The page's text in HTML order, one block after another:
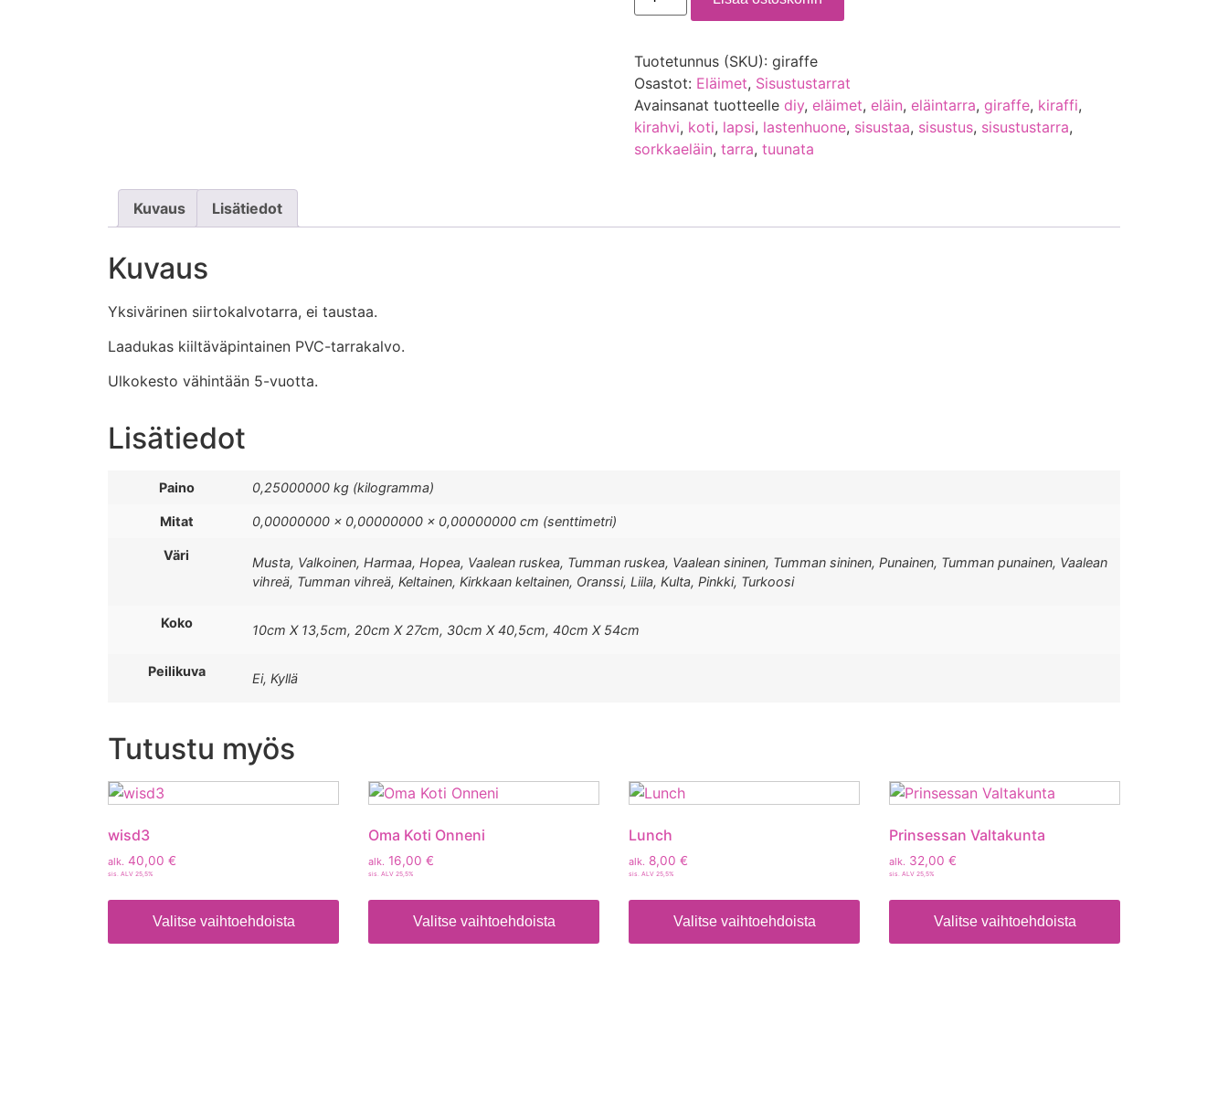
Tuotetunnus (SKU):giraffe
Osastot: Eläimet, Sisustustarrat
Avainsanat tuotteellediy,eläimet,eläin,eläintarra,giraffe, kiraffi,
kirahvi, koti, lapsi, lastenhuone, sisustaa, sisustus, sisustustarra,
sorkkaeläin,tarra,tuunata
Kuvaus Lisätiedot
Kuvaus
Yksivärinen siirtokalvotarra, ei taustaa.
Laadukas kiiltäväpintainen PVC-tarrakalvo.
Ulkokesto vähintään 5-vuotta.
Lisätiedot
Paino 0,25000000 kg (kilogramma)
Mitat 0,00000000 × 0,00000000 × 0,00000000 cm (senttimetri)
Väri
Musta, Valkoinen, Harmaa, Hopea, Vaalean ruskea, Tumman ruskea, Vaalean sininen, Tumman sininen, Punainen, Tumman punainen, Vaalean
vihreä, Tumman vihreä, Keltainen, Kirkkaan keltainen, Oranssi, Liila, Kulta, Pinkki, Turkoosi
Koko 10cm X 13,5cm, 20cm X 27cm, 30cm X 40,5cm, 40cm X 54cm
Peilikuva Ei, Kyllä
Tutustu myös
wisd3
alk. 40,00 €
sis. ALV 25,5%
Valitse vaihtoehdoista
Oma Koti Onneni
alk. 16,00 €
sis. ALV 25,5%
Valitse vaihtoehdoista
Lunch
alk. 8,00 €
sis. ALV 25,5%
Valitse vaihtoehdoista
Prinsessan Valtakunta
alk. 32,00 €
sis. ALV 25,5%
Valitse vaihtoehdoista